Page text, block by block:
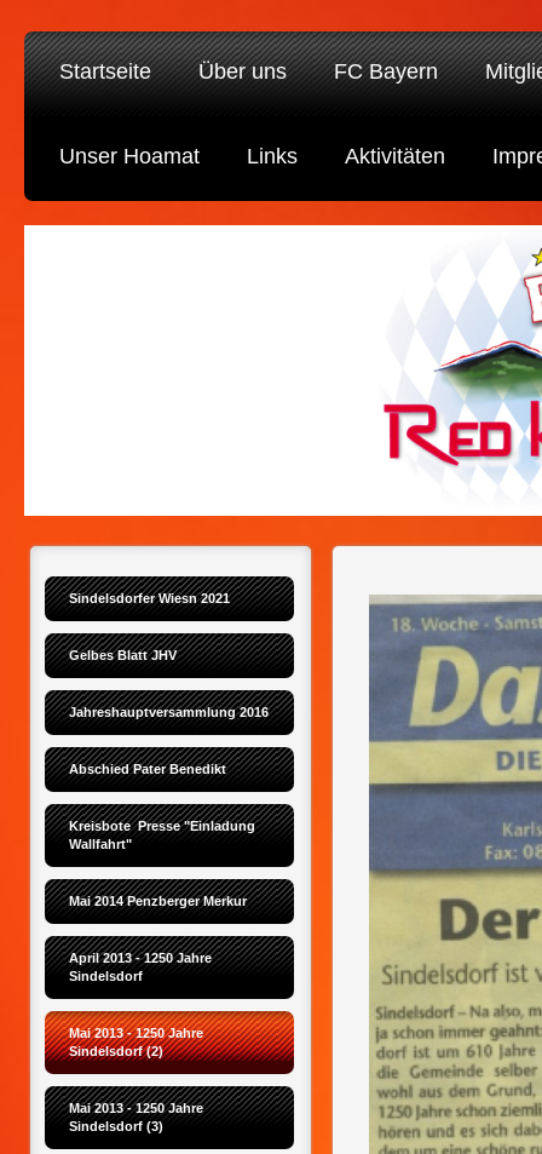
Startseite Über uns FC Bayern
Unser Hoamat Links Aktivitäten
Sindelsdorfer Wiesn 2021
Gelbes Blatt JHV
Jahreshauptversammlung 2016
Abschied Pater Benedikt
Kreisbote  Presse "Einladung
Wallfahrt"
Mai 2014 Penzberger Merkur
April 2013 - 1250 Jahre
Sindelsdorf
Mai 2013 - 1250 Jahre
Sindelsdorf (2)
Mai 2013 - 1250 Jahre
Sindelsdorf (3)